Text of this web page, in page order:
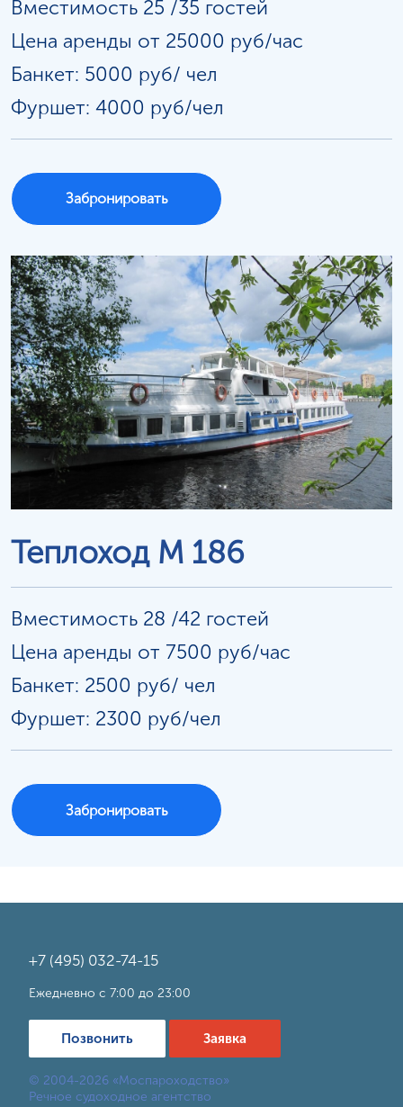
Вместимость 25 /35 гостей
Цена аренды от 25000 руб/час
Банкет: 5000 руб/ чел
Фуршет: 4000 руб/чел
Забронировать
Теплоход М 186
Вместимость 28 /42 гостей
Цена аренды от 7500 руб/час
Банкет: 2500 руб/ чел
Фуршет: 2300 руб/чел
Забронировать
+7 (495) 032-74-15
Ежедневно с 7:00 до 23:00
Позвонить Заявка
© 2004-2026 «Моспароходство»
Речное судоходное агентство